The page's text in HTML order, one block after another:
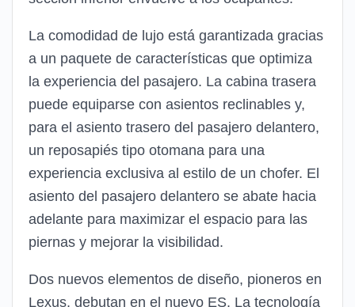
La comodidad de lujo está garantizada gracias
a un paquete de características que optimiza
la experiencia del pasajero. La cabina trasera
puede equiparse con asientos reclinables y,
para el asiento trasero del pasajero delantero,
un reposapiés tipo otomana para una
experiencia exclusiva al estilo de un chofer. El
asiento del pasajero delantero se abate hacia
adelante para maximizar el espacio para las
piernas y mejorar la visibilidad.
Dos nuevos elementos de diseño, pioneros en
Lexus, debutan en el nuevo ES. La tecnología